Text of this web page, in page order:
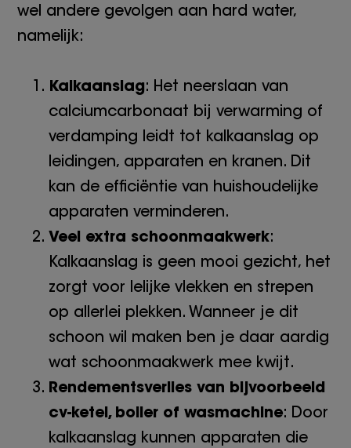
wel andere gevolgen aan hard water,
namelijk:
Kalkaanslag: Het neerslaan van
calciumcarbonaat bij verwarming of
verdamping leidt tot kalkaanslag op
leidingen, apparaten en kranen. Dit
kan de efficiëntie van huishoudelijke
apparaten verminderen.
Veel extra schoonmaakwerk:
Kalkaanslag is geen mooi gezicht, het
zorgt voor lelijke vlekken en strepen
op allerlei plekken. Wanneer je dit
schoon wil maken ben je daar aardig
wat schoonmaakwerk mee kwijt.
Rendementsverlies van bijvoorbeeld
cv-ketel, boiler of wasmachine: Door
kalkaanslag kunnen apparaten die